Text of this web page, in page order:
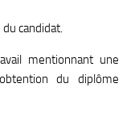
candidat.
mentionnant une
du diplôme